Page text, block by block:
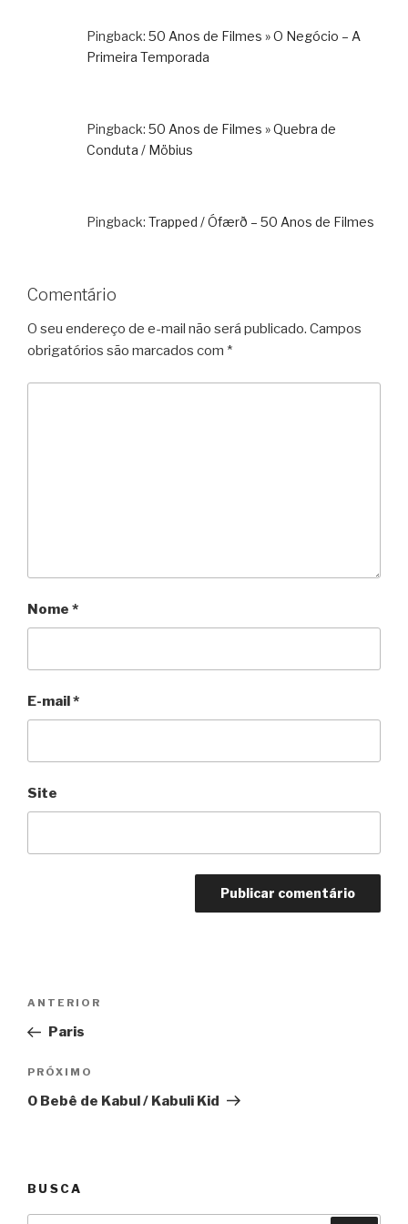
Pingback: 50 Anos de Filmes » O Negócio – A
Primeira Temporada
Pingback: 50 Anos de Filmes » Quebra de
Conduta / Möbius
Pingback: Trapped / Ófærð – 50 Anos de Filmes
Comentário
O seu endereço de e-mail não será publicado. Campos
obrigatórios são marcados com *
Nome *
E-mail *
Site
Post
Anterior
ANTERIOR
Paris
Próximo
PRÓXIMO
O Bebê de Kabul / Kabuli Kid
BUSCA